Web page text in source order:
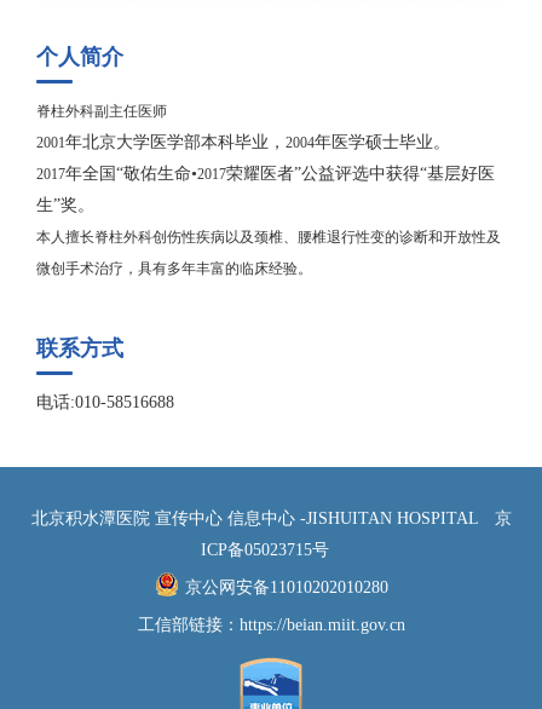
个人简介
脊柱外科副主任医师
2001年北京大学医学部本科毕业， 2004年医学硕士毕业。
2017年全国“敬佑生命•2017荣耀医者”公益评选中获得“基层好医
生”奖。
本人擅长脊柱外科创伤性疾病以及颈椎、腰椎退行性变的诊断和开放性及
微创手术治疗，具有多年丰富的临床经验。
联系方式
电话:010-58516688
北京积水潭医院 宣传中心 信息中心 -JISHUITAN HOSPITAL
京
ICP备05023715号
京公网安备11010202010280
工信部链接： https://beian.miit.gov.cn